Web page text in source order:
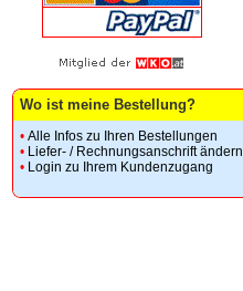
Wo ist meine Bestellung?
• Alle Infos zu Ihren Bestellungen
• Liefer- / Rechnungsanschrift ändern
• Login zu Ihrem Kundenzugang